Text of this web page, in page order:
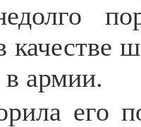
качестве
армии.
его